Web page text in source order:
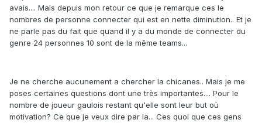
avais.... Mais depuis mon retour ce que je remarque ces le
nombres de personne connecter qui est en nette diminution.. Et je
ne parle pas du fait que quand il y a du monde de connecter du
genre 24 personnes 10 sont de la même teams...
Je ne cherche aucunement a chercher la chicanes.. Mais je me
poses certaines questions dont une très importantes.... Pour le
nombre de joueur gaulois restant qu'elle sont leur but où
motivation? Ce que je veux dire par la... Ces quoi que ces gens